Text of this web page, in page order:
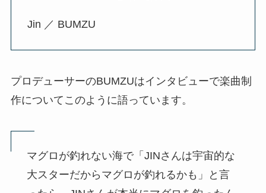
Jin ／ BUMZU
プロデューサーのBUMZUはインタビューで楽曲制
作についてこのように語っています。
マグロが釣れない海で「JINさんは宇宙的な
大スターだからマグロが釣れるかも」と言